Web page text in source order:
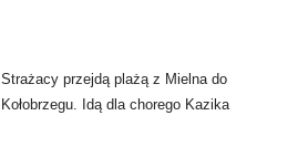
Strażacy przejdą plażą z Mielna do
Kołobrzegu. Idą dla chorego Kazika